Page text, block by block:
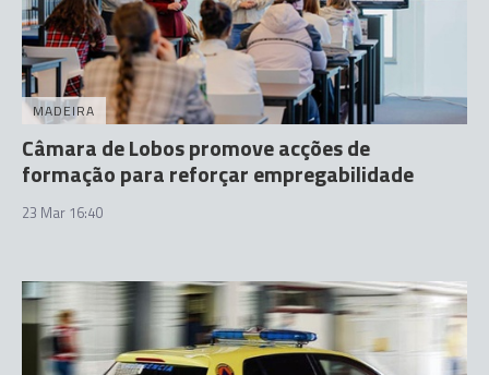
MADEIRA
Câmara de Lobos promove acções de
formação para reforçar empregabilidade
23 Mar 16:40